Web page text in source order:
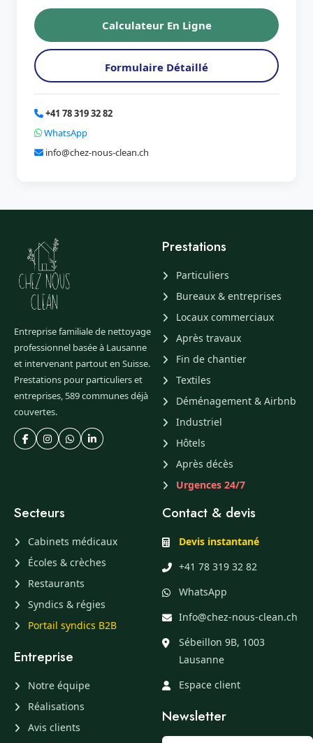
Calculateur En Ligne
Formulaire Détaillé
+41 78 319 32 82
WhatsApp
info@chez-nous-clean.ch
Entreprise familiale de nettoyage
professionnel basée à Lausanne
et intervenant partout en Suisse.
Prestations pour particuliers et
entreprises, 589 communes déjà
couvertes.
Prestations
Particuliers
Bureaux & entreprises
Locaux commerciaux
Après travaux
Fin de chantier
Textiles
Déménagement & Airbnb
Industriel
Hôtels
Après décès
Urgences 24/7
Secteurs
Cabinets médicaux
Écoles & crèches
Restaurants
Syndics & régies
Portail syndics B2B
Entreprise
Notre équipe
Réalisations
Avis clients
Contact & devis
Devis instantané
+41 78 319 32 82
WhatsApp
Info@chez-nous-clean.ch
Sébeillon 9B, 1003
Lausanne
Espace client
Newsletter